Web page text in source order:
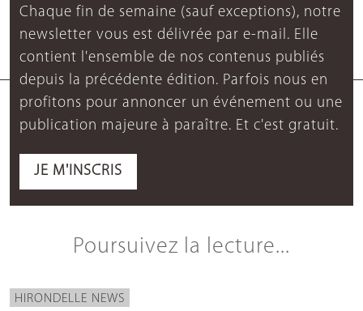
Chaque fin de semaine (sauf exceptions), notre
newsletter vous est délivrée par e-mail. Elle
contient l'ensemble de nos contenus publiés
depuis la précédente édition. Parfois nous en
profitons pour annoncer un événement ou une
publication majeure à paraître. Et c'est gratuit.
JE M'INSCRIS
Poursuivez la lecture...
HIRONDELLE NEWS